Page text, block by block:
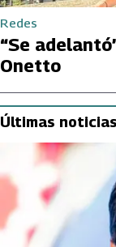
Redes
“Se
Onetto
Últimas noticias